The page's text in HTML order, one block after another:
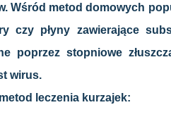
Wśród metod domowych
czy płyny zawierające
poprzez stopniowe
wirus.
leczenia kurzajek: